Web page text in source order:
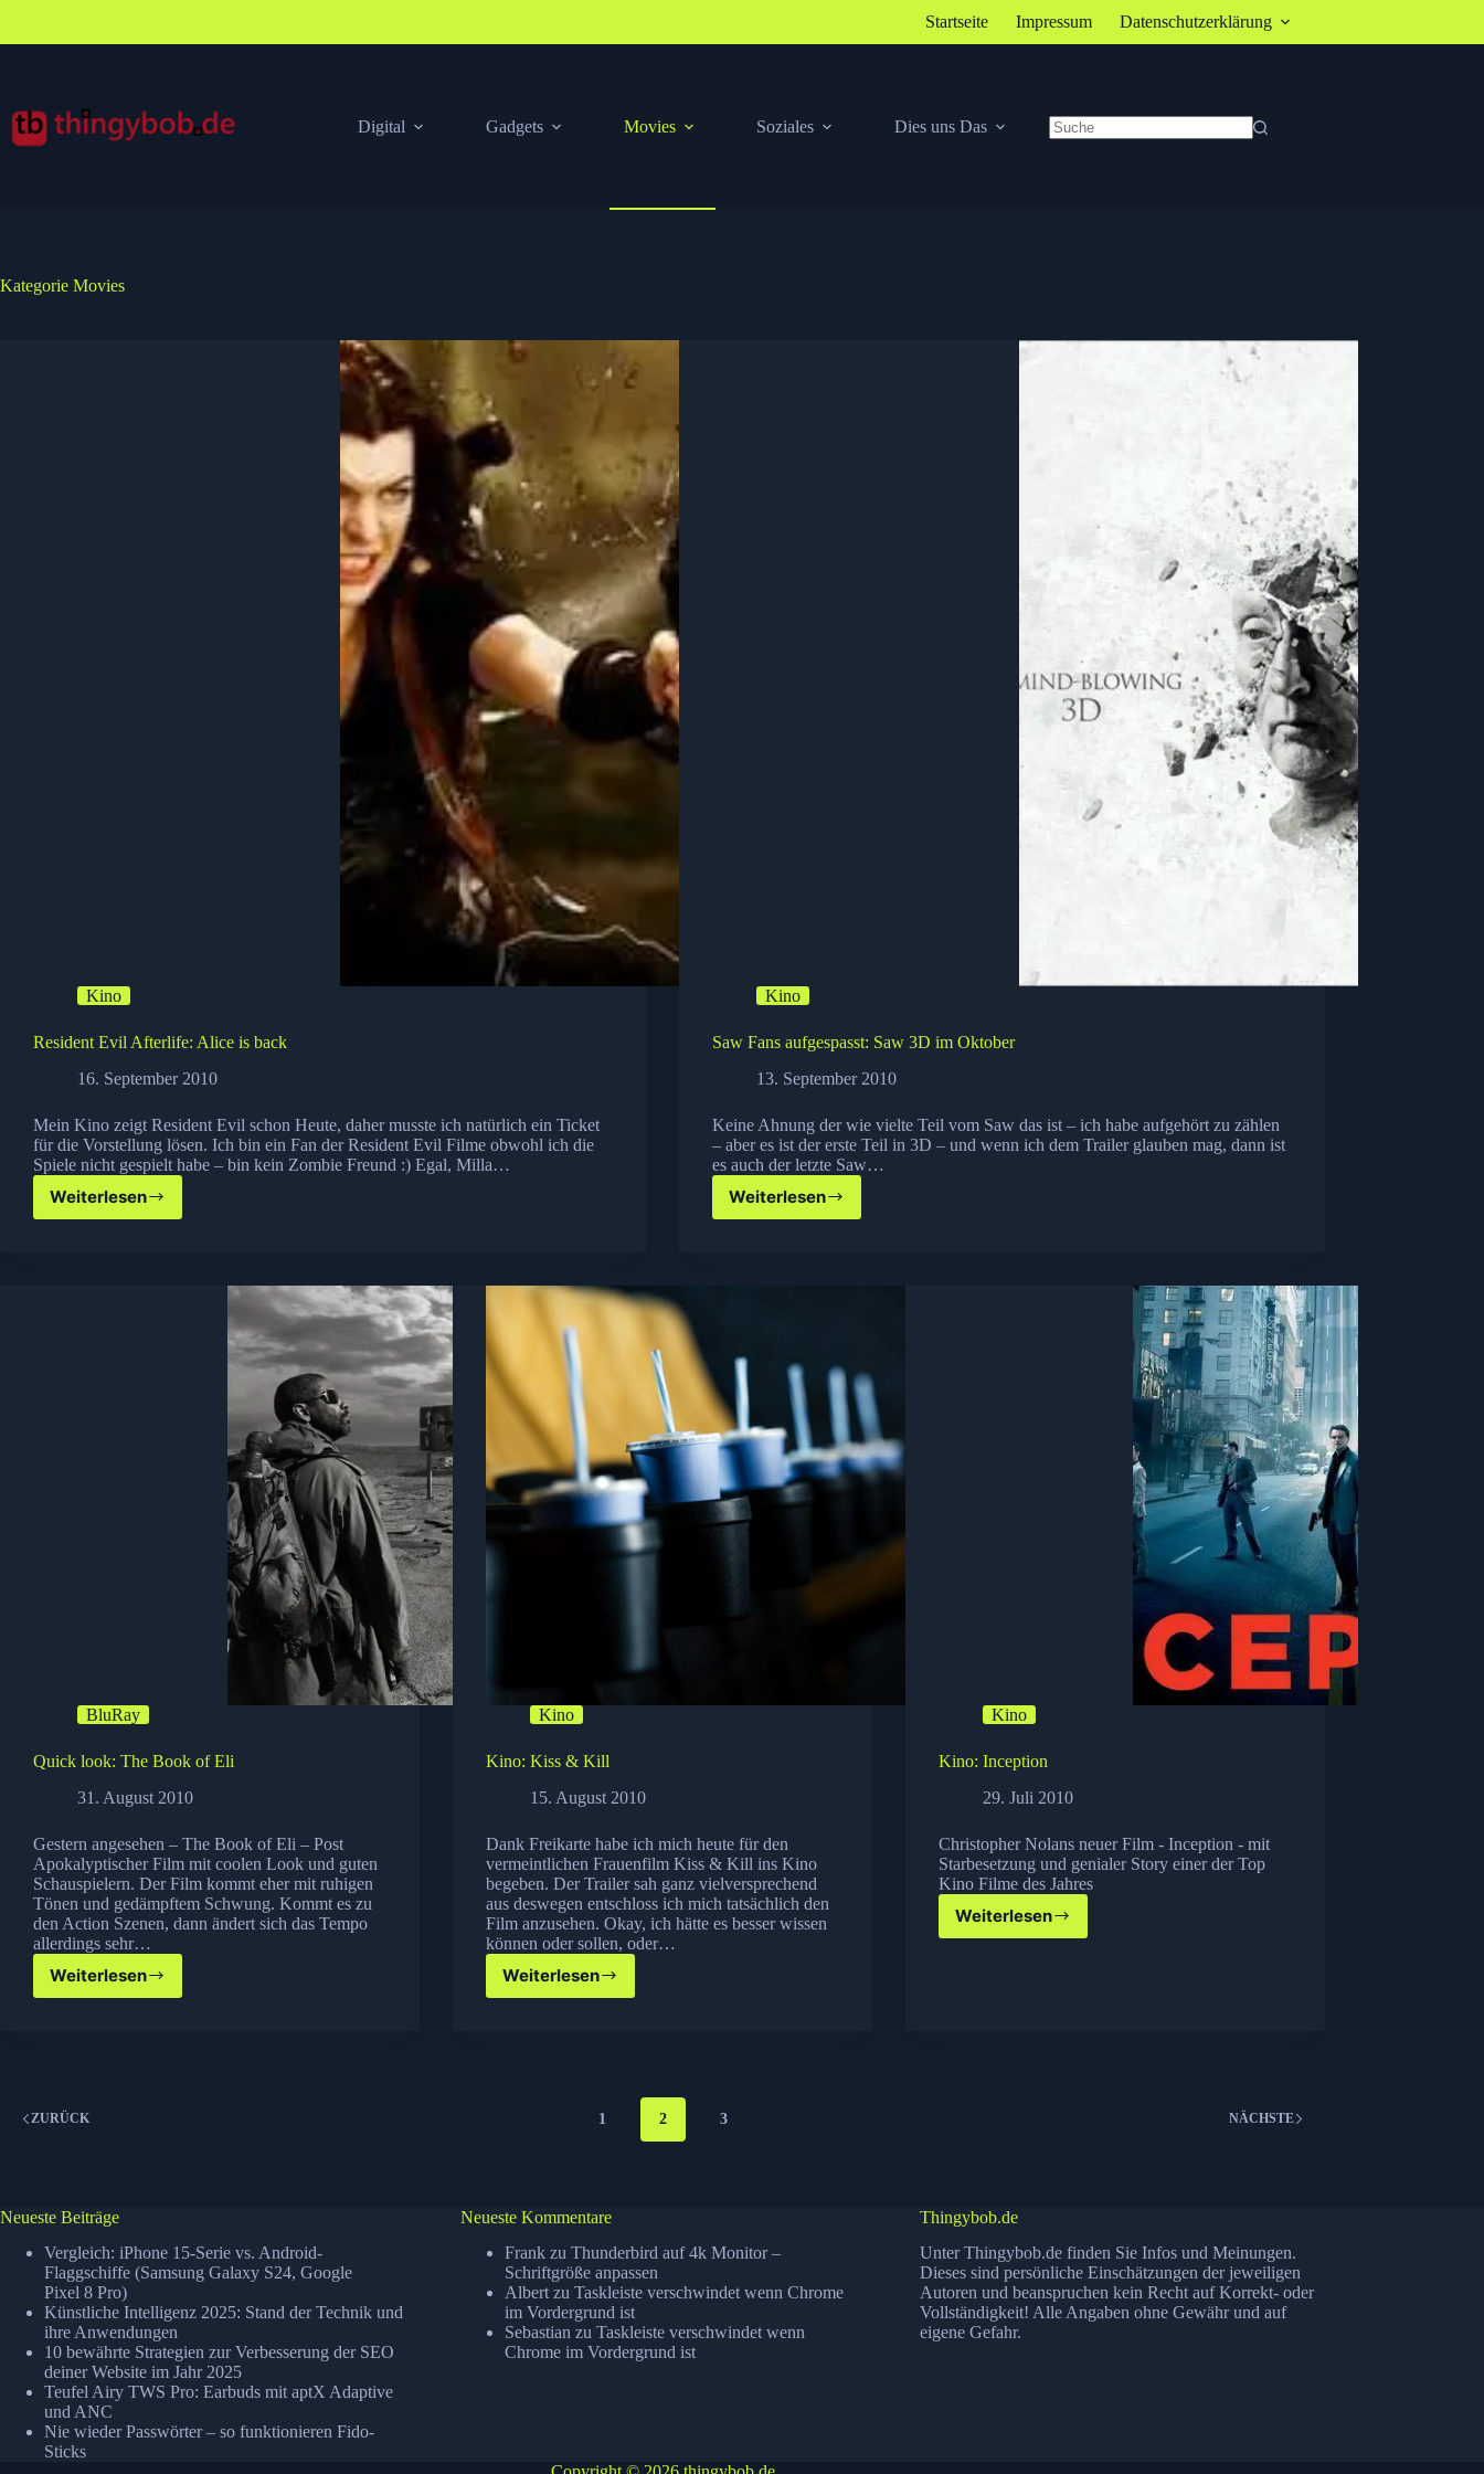
springen
Startseite Impressum Datenschutzerklärung
Digital Gadgets Movies Soziales
Dies uns Das
Kategorie Movies
Kino
Resident Evil Afterlife: Alice is back
16. September 2010
Mein Kino zeigt Resident Evil schon Heute, daher musste ich natürlich ein Ticket
für die Vorstellung lösen. Ich bin ein Fan der Resident Evil Filme obwohl ich die
Spiele nicht gespielt habe – bin kein Zombie Freund :) Egal, Milla…
Weiterlesen
Resident
Kino
Saw Fans aufgespasst: Saw 3D im Oktober
13. September 2010
Keine Ahnung der wie vielte Teil vom Saw das ist – ich habe aufgehört zu zählen
– aber es ist der erste Teil in 3D – und wenn ich dem Trailer glauben mag, dann ist
es auch der letzte Saw…
Weiterlesen
Saw
BluRay
Quick look: The Book of Eli
31. August 2010
Gestern angesehen – The Book of Eli – Post
Apokalyptischer Film mit coolen Look und guten
Schauspielern. Der Film kommt eher mit ruhigen
Tönen und gedämpftem Schwung. Kommt es zu
den Action Szenen, dann ändert sich das Tempo
allerdings sehr…
Weiterlesen
Quick
look:
Kino
Kino: Kiss & Kill
15. August 2010
Dank Freikarte habe ich mich heute für den
vermeintlichen Frauenfilm Kiss & Kill ins Kino
begeben. Der Trailer sah ganz vielversprechend
aus deswegen entschloss ich mich tatsächlich den
Film anzusehen. Okay, ich hätte es besser wissen
können oder sollen, oder…
Weiterlesen
Kino:
Kiss
Kino
Kino: Inception
29. Juli 2010
Christopher Nolans neuer Film - Inception - mit
Starbesetzung und genialer Story einer der Top
Kino Filme des Jahres
Weiterlesen
Kino:
Inception
ZURÜCK 1 2 3 NÄCHSTE
Neueste Beiträge
Vergleich: iPhone 15-Serie vs. Android-
Flaggschiffe (Samsung Galaxy S24, Google
Pixel 8 Pro)
Künstliche Intelligenz 2025: Stand der Technik und
ihre Anwendungen
10 bewährte Strategien zur Verbesserung der SEO
deiner Website im Jahr 2025
Teufel Airy TWS Pro: Earbuds mit aptX Adaptive
und ANC
Nie wieder Passwörter – so funktionieren Fido-
Sticks
Neueste Kommentare
Frankzu Thunderbird auf 4k Monitor –
Schriftgröße anpassen
Albertzu Taskleiste verschwindet wenn Chrome
im Vordergrund ist
Sebastian zu Taskleiste verschwindet wenn
Chrome im Vordergrund ist
Thingybob.de
Unter Thingybob.de finden Sie Infos und Meinungen.
Dieses sind persönliche Einschätzungen der jeweiligen
Autoren und beanspruchen kein Recht auf Korrekt- oder
Vollständigkeit! Alle Angaben ohne Gewähr und auf
eigene Gefahr.